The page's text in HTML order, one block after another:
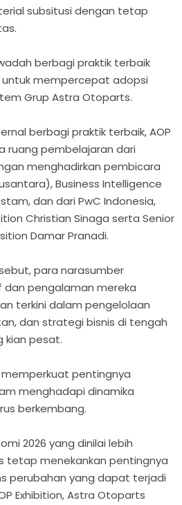
subsitusi dengan tetap
berbagi praktik terbaik
mempercepat adopsi
Grup Astra Otoparts.
berbagi praktik terbaik, AOP
ruang pembelajaran dari
menghadirkan pembicara
Business Intelligence
dan dari PwC Indonesia,
Christian Sinaga serta Senior
Damar Pranadi.
para narasumber
pengalaman mereka
terkini dalam pengelolaan
dan strategi bisnis di tengah
kian pesat.
pentingnya
menghadapi dinamika
berkembang.
2026 yang dinilai lebih
tetap menekankan pentingnya
perubahan yang dapat terjadi
Exhibition, Astra Otoparts